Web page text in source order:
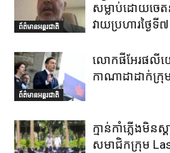
ព័ត៌មានអន្តរជាតិ
សម្លាប់ដោយចេ
វាយប្រហារថ្ងៃទី
ព័ត៌មានអន្តរជាតិ
លោកផីអែរផលីយេ
កាណាដាដាក់ក្រុម
ក្មាន់កាំភ្លើងមិ
សមាជិកក្រុម